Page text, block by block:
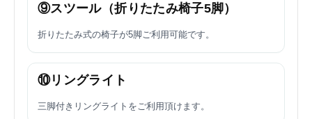
⑨スツール（折りたたみ椅子5脚）
折りたたみ式の椅子が5脚ご利用可能です。
⑩リングライト
三脚付きリングライトをご利用頂けます。